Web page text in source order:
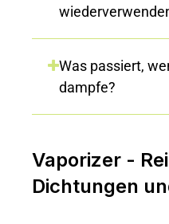
Was passiert,
dampfe?
Vaporizer -
Dichtungen